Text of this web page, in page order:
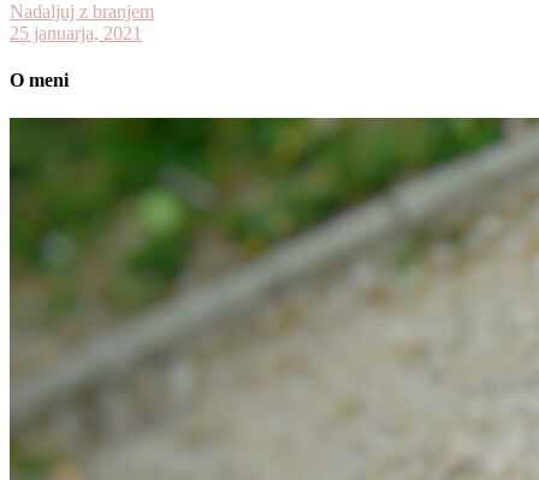
Nadaljuj z branjem
25 januarja, 2021
O meni